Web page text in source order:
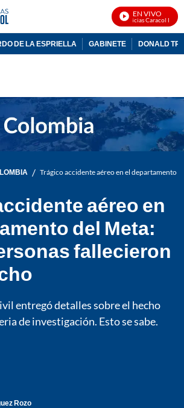
EN VIVO
Noticias Caracol En Vivo
DE LA ESPRIELLA GABINETE DONALD
/ Trágico accidente aéreo en el departamento
aéreo en
del Meta:
fallecieron
entregó detalles sobre el hecho
de investigación. Esto se sabe.
Rozo